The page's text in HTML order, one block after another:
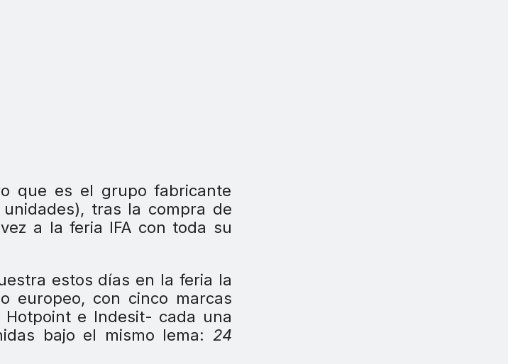
que es el grupo fabricante
tras la compra de
a la feria IFA con toda su
estos días en la feria la
europeo, con cinco marcas
Hotpoint e Indesit- cada una
bajo el mismo lema: 24